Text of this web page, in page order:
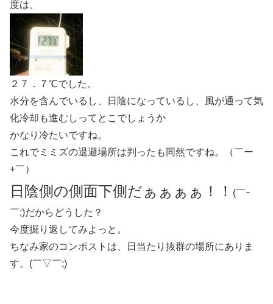
度は、
２７．７℃でした。
水分を含んでいるし、日陰になっているし、風が通って気
化冷却も進むしってとこでしょうか
かなり冷たいですね。
これでミミズの退避場所は判ったも同然ですね。（￣ー
+￣）
日陰側の側面下側だぁぁぁぁ！！
(￣ｰ
￣;)だからどうした？
今度掘り返してみよっと。
ちなみ家のコンポストは、日当たり抜群の場所にありま
す。(￣▽￣;)